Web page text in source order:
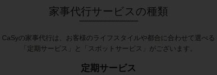
家事代行サービスの種類
CaSyの家事代行は、お客様のライフスタイルや都合に合わせて選べる
「定期サービス」と「スポットサービス」がございます。
定期サービス